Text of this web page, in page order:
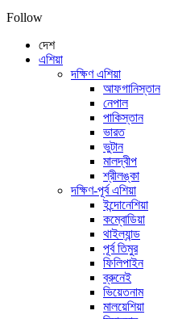
Follow
দেশ
এশিয়া
দক্ষিণ এশিয়া
আফগানিস্তান
নেপাল
পাকিস্তান
ভারত
ভুটান
মালদ্বীপ
শ্রীলঙ্কা
দক্ষিণ-পূর্ব এশিয়া
ইন্দোনেশিয়া
কম্বোডিয়া
থাইল্যান্ড
পূর্ব তিমুর
ফিলিপাইন
ব্রুনেই
ভিয়েতনাম
মালয়েশিয়া